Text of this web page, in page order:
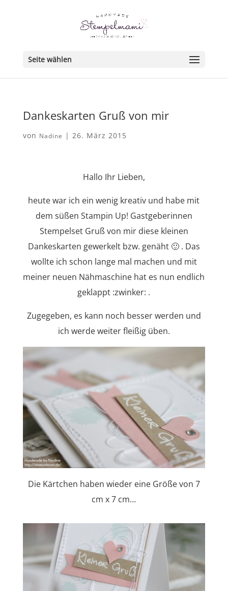
Seite wählen
Dankeskarten Gruß von mir
von Nadine | 26. März 2015
Hallo Ihr Lieben,
heute war ich ein wenig kreativ und habe mit
dem süßen Stampin Up! Gastgeberinnen
Stempelset Gruß von mir diese kleinen
Dankeskarten gewerkelt bzw. genäht 🙂 . Das
wollte ich schon lange mal machen und mit
meiner neuen Nähmaschine hat es nun endlich
geklappt :zwinker: .
Zugegeben, es kann noch besser werden und
ich werde weiter fleißig üben.
Die Kärtchen haben wieder eine Größe von 7
cm x 7 cm…